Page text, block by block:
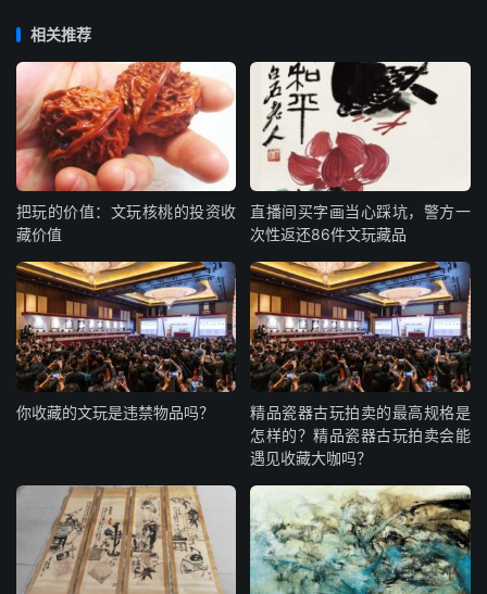
相关推荐
把玩的价值：文玩核桃的投资收
藏价值
直播间买字画当心踩坑，警方一
次性返还86件文玩藏品
你收藏的文玩是违禁物品吗？
精品瓷器古玩拍卖的最高规格是
怎样的？精品瓷器古玩拍卖会能
遇见收藏大咖吗？